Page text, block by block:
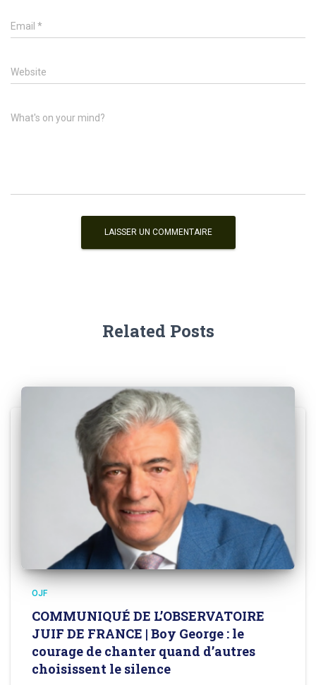
Email *
Website
What's on your mind?
Related Posts
OJF
COMMUNIQUÉ DE L’OBSERVATOIRE
JUIF DE FRANCE | Boy George : le
courage de chanter quand d’autres
choisissent le silence